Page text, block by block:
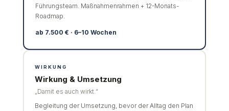
Führungsteam. Maßnahmenrahmen + 12-Monats-
Roadmap.
ab 7.500 € · 6–10 Wochen
WIRKUNG
Wirkung & Umsetzung
„Damit es auch wirkt.“
Begleitung der Umsetzung, bevor der Alltag den Plan